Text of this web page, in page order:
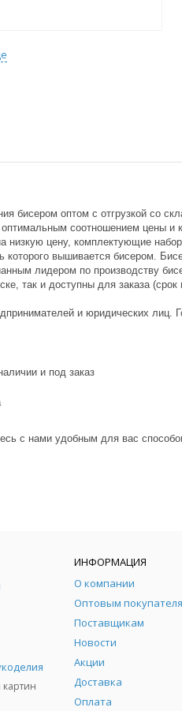
бисером оптом с отгрузкой со
соотношением цены и
низкую цену, комплектующие
которого вышивается бисером.
лидером по производству
так и доступны для заказа (срок
и юридических лиц.
и под заказ
с нами удобным для вас
ИНФОРМАЦИЯ
О компании
Оптовым
Поставщикам
Новости
Акции
Доставка
Оплата